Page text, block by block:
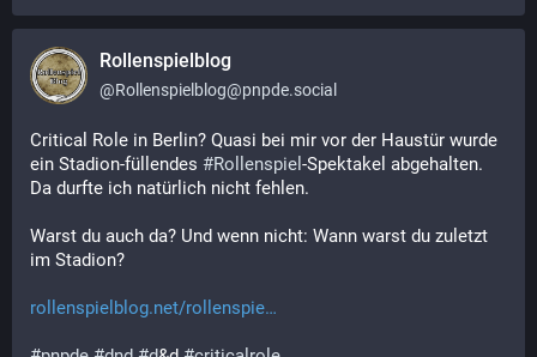
Rollenspielblog
@Rollenspielblog@pnpde.social
Critical Role in Berlin? Quasi bei mir vor der Haustür wurde
ein Stadion-füllendes #Rollenspiel -Spektakel abgehalten.
Da durfte ich natürlich nicht fehlen.
Warst du auch da? Und wenn nicht: Wann warst du zuletzt
im Stadion?
rollenspielblog.net/rollenspie